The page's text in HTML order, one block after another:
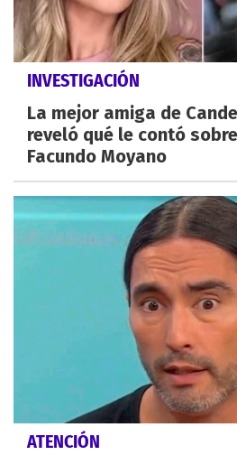
INVESTIGACIÓN
La mejor amiga de
reveló qué le contó
Facundo Moyano
ATENCIÓN